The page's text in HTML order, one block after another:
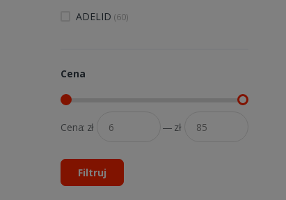
ADELID (60)
Cena
Cena: zł — zł
Filtruj